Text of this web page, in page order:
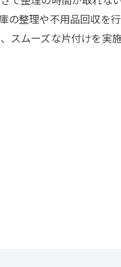
整理や不用品回収を
ムーズな片付けを実